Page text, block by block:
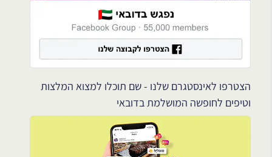
הצטרפו לאינסטגרם שלנו - שם תוכלו למצוא המלצות
וטיפים לחופשה המושלמת בדובאי